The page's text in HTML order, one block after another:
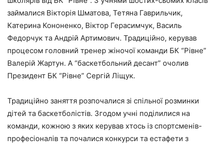
займалися Вікторія Шматова, Тетяна Гаврильчик,
Катерина Кононенко, Віктор Герасимчук, Василь
Федорчук та Андрій Артимович. Традиційно, керував
процесом головний тренер жіночої команди БК “Рівне”
Валерій Жартун. А “баскетбольний десант” очолив
Президент БК “Рівне” Сергій Ліщук.
Традиційно заняття розпочалися зі спільної розминки
дітей та баскетболістів. Згодом учні поділилися на
команди, кожною з яких керував хтось із спортсменів-
професіоналів та почалися конкурси та естафети з